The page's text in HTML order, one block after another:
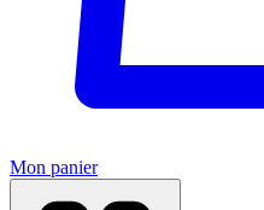
Mon panier